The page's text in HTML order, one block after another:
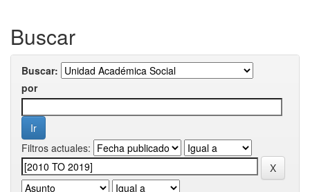
Buscar
Buscar:
por
Filtros actuales: